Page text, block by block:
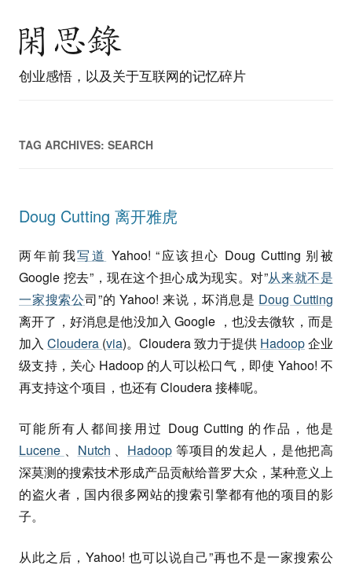
创业感悟，以及关于互联网的记忆碎片
TAG ARCHIVES: SEARCH
Doug Cutting 离开雅虎
两年前我写道 Yahoo! “应该担心 Doug Cutting 别被
Google 挖去”，现在这个担心成为现实。对”从来就不是
一家搜索公司”的 Yahoo! 来说，坏消息是 Doug Cutting
离开了，好消息是他没加入 Google ，也没去微软，而是
加入 Cloudera (via)。Cloudera 致力于提供 Hadoop企业
级支持，关心 Hadoop 的人可以松口气，即使 Yahoo! 不
再支持这个项目，也还有 Cloudera 接棒呢。
可能所有人都间接用过 Doug Cutting 的作品，他是
Lucene 、 Nutch 、 Hadoop 等项目的发起人，是他把高
深莫测的搜索技术形成产品贡献给普罗大众，某种意义上
的盗火者，国内很多网站的搜索引擎都有他的项目的影
子。
从此之后，Yahoo! 也可以说自己”再也不是一家搜索公